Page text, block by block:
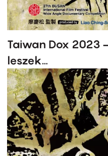
Taiwan Dox 2023
leszek…